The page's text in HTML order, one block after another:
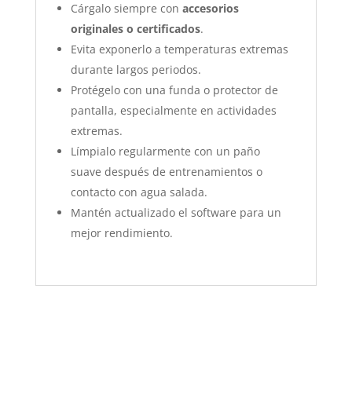
Cárgalo siempre con accesorios
originales o certificados.
Evita exponerlo a temperaturas extremas
durante largos periodos.
Protégelo con una funda o protector de
pantalla, especialmente en actividades
extremas.
Límpialo regularmente con un paño
suave después de entrenamientos o
contacto con agua salada.
Mantén actualizado el software para un
mejor rendimiento.